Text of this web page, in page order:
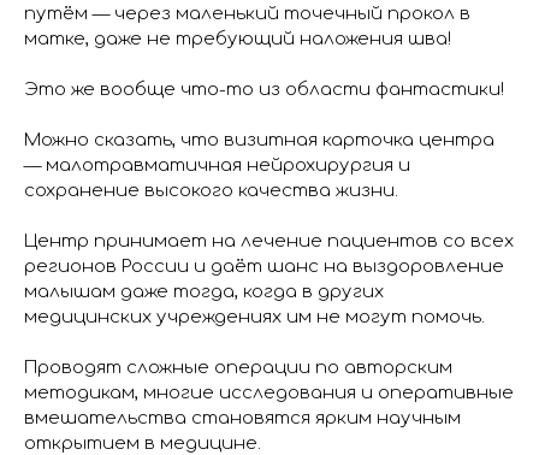
путём — через маленький точечный прокол в
матке, даже не требующий наложения шва!
Это же вообще что-то из области фантастики!
Можно сказать, что визитная карточка центра
— малотравматичная нейрохирургия и
сохранение высокого качества жизни.
Центр принимает на лечение пациентов со всех
регионов России и даёт шанс на выздоровление
малышам даже тогда, когда в других
медицинских учреждениях им не могут помочь.
Проводят сложные операции по авторским
методикам, многие исследования и оперативные
вмешательства становятся ярким научным
открытием в медицине.